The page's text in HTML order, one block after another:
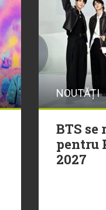
NOUTĂȚI
BTS se
pentru
2027